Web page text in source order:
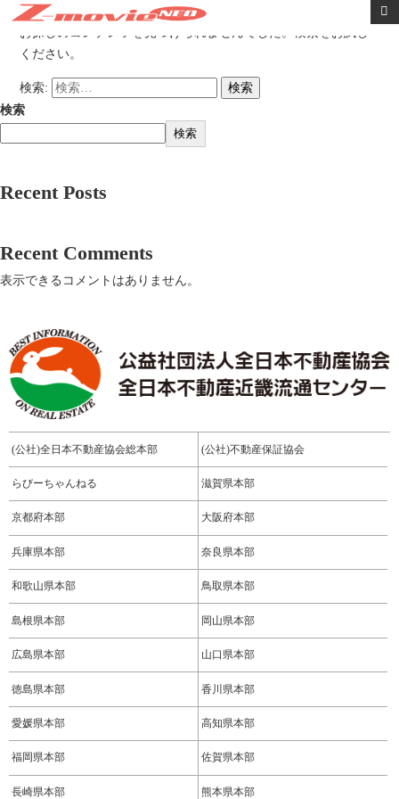
内容をスキップ
ください。
検索:
検索
検索
Recent Posts
Recent Comments
表示できるコメントはありません。
(公社)全日本不動産協会総本部 (公社)不動産保証協会
らびーちゃんねる 滋賀県本部
京都府本部 大阪府本部
兵庫県本部 奈良県本部
和歌山県本部 鳥取県本部
島根県本部 岡山県本部
広島県本部 山口県本部
徳島県本部 香川県本部
愛媛県本部 高知県本部
福岡県本部 佐賀県本部
長崎県本部 熊本県本部